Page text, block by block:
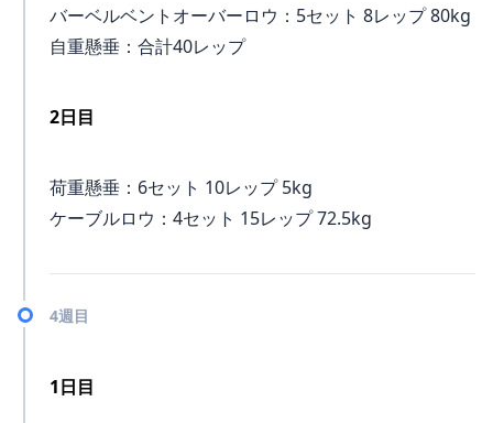
バーベルベントオーバーロウ：5セット 8レップ 80kg
自重懸垂：合計40レップ
2日目
荷重懸垂：6セット 10レップ 5kg
ケーブルロウ：4セット 15レップ 72.5kg
4週目
1日目